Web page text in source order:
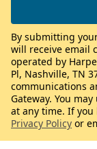
By submitting
will receive email
operated by
Pl, Nashville, TN
communications
Gateway. You
at any time. If you
Privacy Policy or